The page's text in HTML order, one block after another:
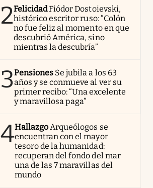
2FelicidadFiódor Dostoievski,
histórico escritor ruso: “Colón
no fue feliz al momento en que
descubrió América, sino
mientras la descubría”
3Pensiones Se jubila a los 63
años y se conmueve al ver su
primer recibo: “Una excelente
y maravillosa paga”
4HallazgoArqueólogos se
encuentran con el mayor
tesoro de la humanidad:
recuperan del fondo del mar
una de las 7 maravillas del
mundo